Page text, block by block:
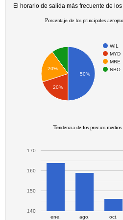
El horario de salida más frecuente de
Porcentaje de los principales
WIL
MYD
MRE
NBO
20%
20%
50%
Tendencia de los precios
ene. ago. oct.
140
150
160
170